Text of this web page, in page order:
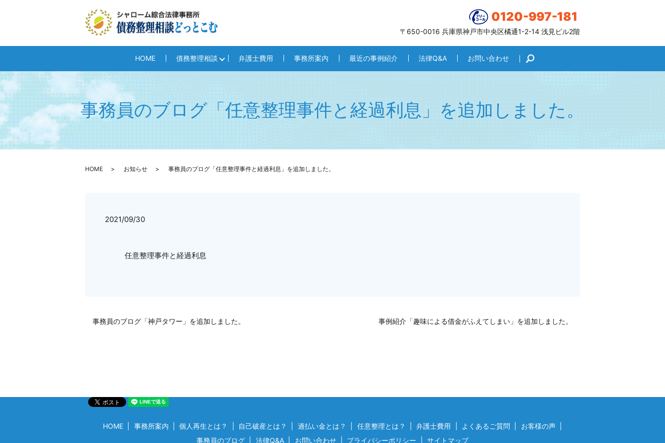
0120-997-181
〒650-0016 兵庫県神戸市中央区橘通1-2-14 浅見ビル2階
HOME 債務整理相談 弁護士費用 事務所案内 最近の事例紹介 法律Q&A お問い合わせ search
事務員のブログ「任意整理事件と経過利息」を追加しました。
HOME お知らせ 事務員のブログ「任意整理事件と経過利息」を追加しました。
2021/09/30
任意整理事件と経過利息
事務員のブログ「神戸タワー」を追加しました。 事例紹介「趣味による借金がふえてしまい」を追加しました。
HOME 事務所案内 個人再生とは？ 自己破産とは？ 過払い金とは？ 任意整理とは？ 弁護士費用 よくあるご質問
お客様の声
事務員のブログ
法律Q&A お問い合わせ プライバシーポリシー サイトマップ